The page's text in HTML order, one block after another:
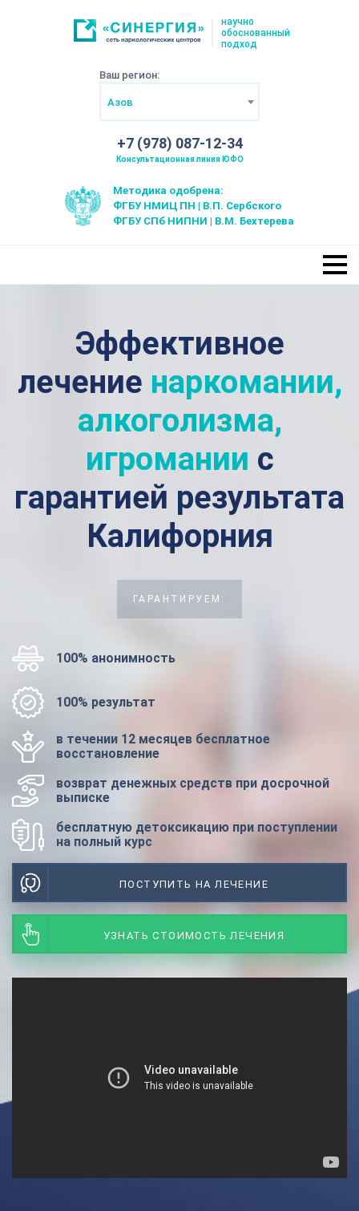
научно
обоснованный
подход
Ваш регион:
Азов
+7 (978) 087-12-34
Консультационная линия ЮФО
Методика одобрена:
ФГБУ НМИЦ ПН | В.П. Сербского
ФГБУ СПб НИПНИ | В.М. Бехтерева
Эффективное
лечение наркомании,
алкоголизма,
игромании с
гарантией результата
Калифорния
ГАРАНТИРУЕМ:
100% анонимность
100% результат
в течении 12 месяцев бесплатное
восстановление
возврат денежных средств при досрочной
выписке
бесплатную детоксикацию при поступлении
на полный курс
ПОСТУПИТЬ НА ЛЕЧЕНИЕ
УЗНАТЬ СТОИМОСТЬ ЛЕЧЕНИЯ